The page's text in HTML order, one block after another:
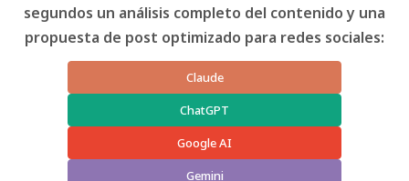
segundos un análisis completo del contenido y una
propuesta de post optimizado para redes sociales:
Claude
ChatGPT
Google AI
Gemini